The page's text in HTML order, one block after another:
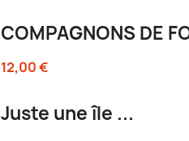
COMPAGNONS DE
12,00 €
Juste une île ...